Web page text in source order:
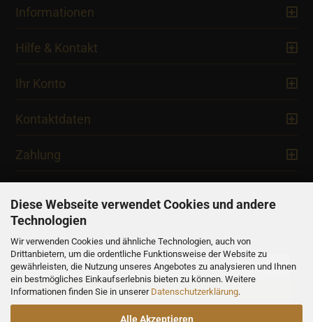
Diese Webseite verwendet Cookies und andere
Technologien
Wir verwenden Cookies und ähnliche Technologien, auch von
Drittanbietern, um die ordentliche Funktionsweise der Website zu
gewährleisten, die Nutzung unseres Angebotes zu analysieren und Ihnen
ein bestmögliches Einkaufserlebnis bieten zu können. Weitere
Informationen finden Sie in unserer Datenschutzerklärung.
Alle Akzeptieren
Informationen
Hilfe & Kontakt
Ihr Konto
Kontaktdaten
Zahlung
Newsletter